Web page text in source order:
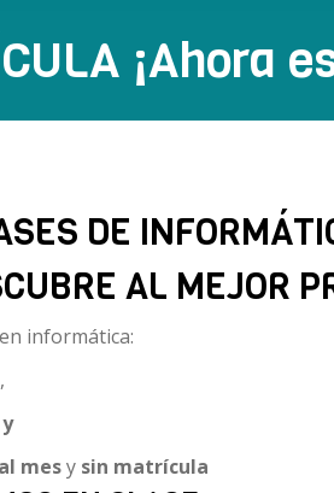
¡Ahora
DE
AL MEJOR
informática:
mesy sin matrícula